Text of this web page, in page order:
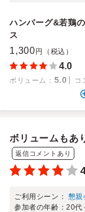
ハンバーグ&若鶏
ス
1,300 円（税込）
4.0
ボリューム ： 5.0 コ
ボリュームもあ
返信コメントあり
ご利用シーン： 懇親
参加者の年齢：20代